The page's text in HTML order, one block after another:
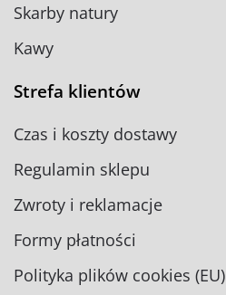
Skarby natury
Kawy
Strefa klientów
Czas i koszty dostawy
Regulamin sklepu
Zwroty i reklamacje
Formy płatności
Polityka plików cookies (EU)